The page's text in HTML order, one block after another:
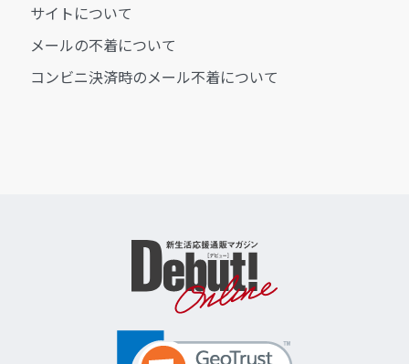
サイトについて
メールの不着について
コンビニ決済時のメール不着について